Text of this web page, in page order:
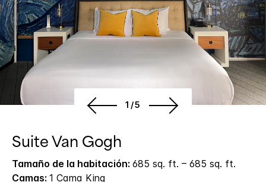
1/5
Suite Van Gogh
Tamaño de la habitación: 685 sq. ft. – 685 sq. ft.
Camas: 1 Cama King